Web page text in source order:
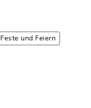
Feste und Feiern